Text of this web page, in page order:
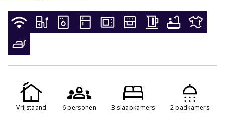
Vrijstaand 6 personen 3 slaapkamers 2 badkamers